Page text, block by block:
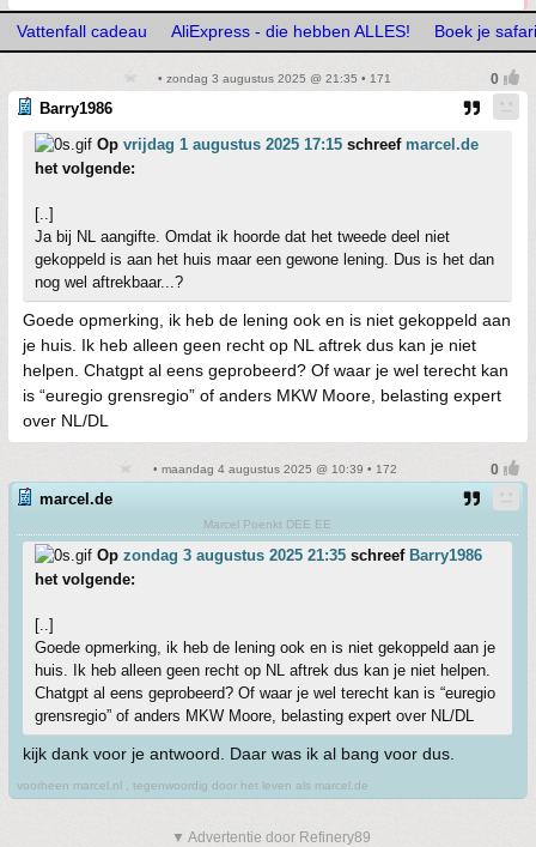
Vattenfall cadeau AliExpress - die hebben ALLES! Boek je
• zondag 3 augustus 2025 @ 21:35 • 171
Barry1986
Op vrijdag 1 augustus 2025 17:15 schreef marcel.de
het volgende:
[..]
Ja bij NL aangifte. Omdat ik hoorde dat het tweede deel niet
gekoppeld is aan het huis maar een gewone lening. Dus is het dan
nog wel aftrekbaar...?
Goede opmerking, ik heb de lening ook en is niet gekoppeld aan
je huis. Ik heb alleen geen recht op NL aftrek dus kan je niet
helpen. Chatgpt al eens geprobeerd? Of waar je wel terecht kan
is “euregio grensregio” of anders MKW Moore, belasting expert
over NL/DL
• maandag 4 augustus 2025 @ 10:39 • 172
marcel.de
Marcel Poenkt DEE EE
Op zondag 3 augustus 2025 21:35 schreef Barry1986
het volgende:
[..]
Goede opmerking, ik heb de lening ook en is niet gekoppeld aan je
huis. Ik heb alleen geen recht op NL aftrek dus kan je niet helpen.
Chatgpt al eens geprobeerd? Of waar je wel terecht kan is “euregio
grensregio” of anders MKW Moore, belasting expert over NL/DL
kijk dank voor je antwoord. Daar was ik al bang voor dus.
voorheen marcel.nl , tegenwoordig door het leven als marcel.de
▼ Advertentie door Refinery89